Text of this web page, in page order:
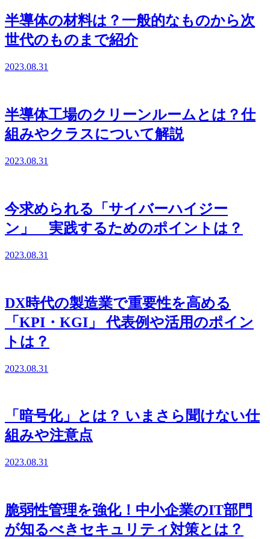
半導体の材料は？一般的なものから次
世代のものまで紹介
2023.08.31
半導体工場のクリーンルームとは？仕
組みやクラスについて解説
2023.08.31
今求められる「サイバーハイジー
ン」 実践するためのポイントは？
2023.08.31
DX時代の製造業で重要性を高める
「KPI・KGI」 代表例や活用のポイン
トは？
2023.08.31
「暗号化」とは？ いまさら聞けない仕
組みや注意点
2023.08.31
脆弱性管理を強化！中小企業のIT部門
が知るべきセキュリティ対策とは？